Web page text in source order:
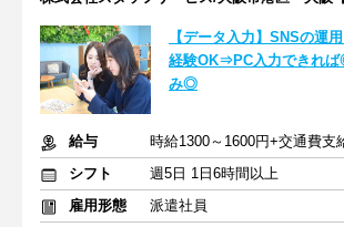
【データ入力】SNSの運
経験OK⇒PC入力できれ
み◎
給与
時給1300～1600円+交通費支
シフト
週5日 1日6時間以上
雇用形態
派遣社員